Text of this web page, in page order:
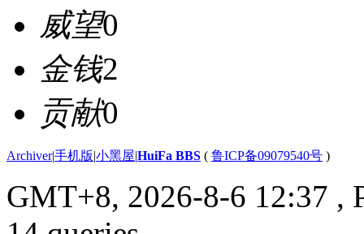
威望0
金钱2
贡献0
Archiver|手机版|小黑屋|HuiFa BBS ( 鲁ICP备09079540号 )
GMT+8, 2026-8-6 12:37 ,